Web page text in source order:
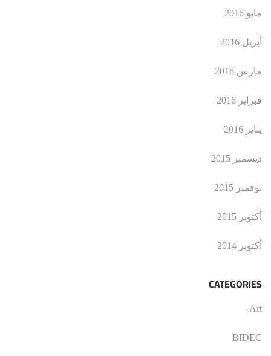
مايو 2016
أبريل 2016
مارس 2016
فبراير 2016
يناير 2016
ديسمبر 2015
نوفمبر 2015
أكتوبر 2015
أكتوبر 2014
CATEGORIES
Art
BIDEC